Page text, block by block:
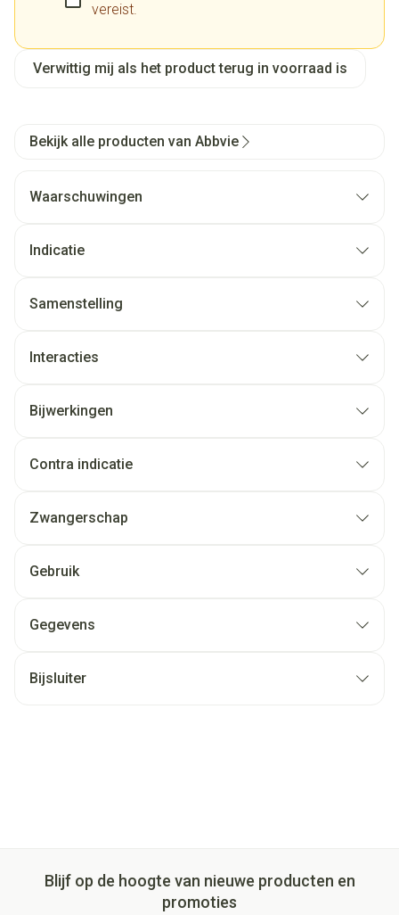
vereist.
Verwittig mij als het product terug in voorraad is
Bekijk alle producten van Abbvie
Waarschuwingen
Indicatie
Samenstelling
Interacties
Bijwerkingen
Contra indicatie
Zwangerschap
Gebruik
Gegevens
Bijsluiter
Blijf op de hoogte van nieuwe producten en
promoties